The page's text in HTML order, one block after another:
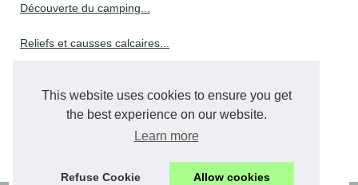
This website uses cookies to ensure you get
the best experience on our website.
Learn more
Refuse Cookie Allow cookies
Découverte du camping...
Reliefs et causses calcaires...
Que faire à vichy :...